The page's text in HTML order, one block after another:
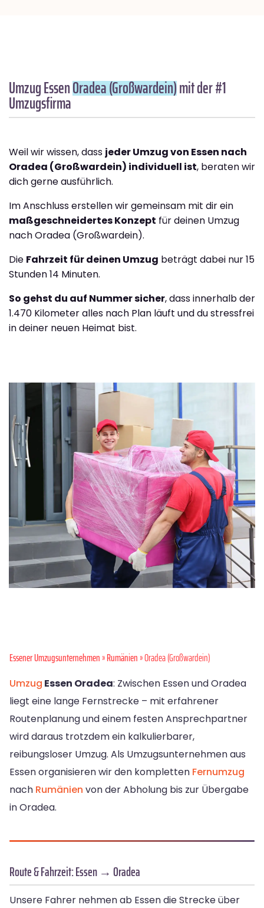
Umzug EssenOradea (Großwardein)mit der #1
Umzugsfirma
Weil wir wissen, dass jeder Umzug von Essen nach
Oradea (Großwardein) individuell ist, beraten wir
dich gerne ausführlich.
Im Anschluss erstellen wir gemeinsam mit dir ein
maßgeschneidertes Konzept für deinen Umzug
nach Oradea (Großwardein).
Die Fahrzeit für deinen Umzug beträgt dabei nur 15
Stunden 14 Minuten.
So gehst du auf Nummer sicher, dass innerhalb der
1.470 Kilometer alles nach Plan läuft und du stressfrei
in deiner neuen Heimat bist.
Essener Umzugsunternehmen»Rumänien» Oradea (Großwardein)
Umzug Essen Oradea: Zwischen Essen und Oradea
liegt eine lange Fernstrecke – mit erfahrener
Routenplanung und einem festen Ansprechpartner
wird daraus trotzdem ein kalkulierbarer,
reibungsloser Umzug. Als Umzugsunternehmen aus
Essen organisieren wir den kompletten Fernumzug
nach Rumänien von der Abholung bis zur Übergabe
in Oradea.
Route & Fahrzeit: Essen → Oradea
Unsere Fahrer nehmen ab Essen die Strecke über